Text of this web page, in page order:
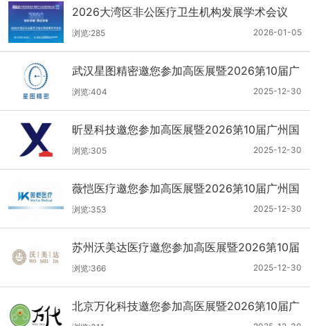
2026大湾区非公医疗卫生机构发展学术会议
2026-01-05
浏览:285
武汉星图精密邀您参加高医展暨2026第10届广
州国际医疗器械设计与制造技术展
2025-12-30
浏览:404
昕昱科技邀您参加高医展暨2026第10届广州国
际医疗器械设计与制造技术展
2025-12-30
浏览:305
薇恺医疗邀您参加高医展暨2026第10届广州国
际医疗器械设计与制造技术展
2025-12-30
浏览:353
苏州沃美达医疗邀您参加高医展暨2026第10届
广州国际医疗器械设计与制造技术展
2025-12-30
浏览:366
北京万化科技邀您参加高医展暨2026第10届广